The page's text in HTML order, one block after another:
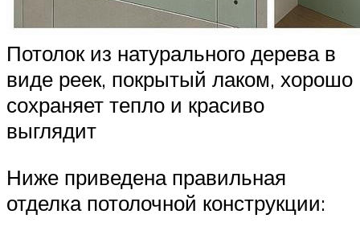
Потолок из натурального дерева в
виде реек, покрытый лаком, хорошо
сохраняет тепло и красиво
выглядит
Ниже приведена правильная
отделка потолочной конструкции: